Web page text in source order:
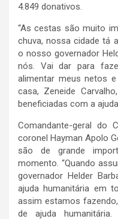
4.849 donativos.
“As cestas são muito
chuva, nossa cidade tá
o nosso governador
nós. Vai dar para
alimentar meus netos
casa, Zeneide
beneficiadas com a
Comandante-geral do
coronel Hayman Apolo
são de grande
momento. “Quando
governador Helder
ajuda humanitária em
assim estamos
de ajuda